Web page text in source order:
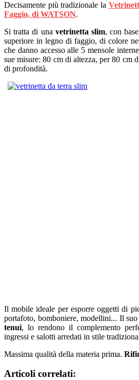
Decisamente più tradizionale la
Faggio, di WATSON.
Si tratta di una vetrinetta slim, con
superiore in legno di faggio, di colore
che danno accesso alle 5 mensole
sue misure: 80 cm di altezza, per 80 cm
di profondità.
Il mobile ideale per esporre oggetti di
portafoto, bomboniere, modellini... Il suo
tenui, lo rendono il complemento
ingressi e salotti arredati in stile
Massima qualità della materia prima.
Articoli correlati: